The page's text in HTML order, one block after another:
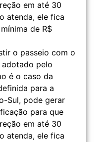
em até 30
atenda, ele fica
de R$
o passeio com o
pelo
é o caso da
para a
Sul, pode gerar
para que
em até 30
atenda, ele fica